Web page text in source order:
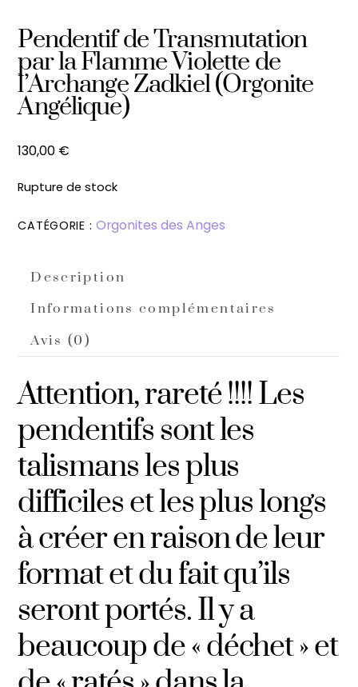
Pendentif de Transmutation
par la Flamme Violette de
l’Archange Zadkiel (Orgonite
Angélique)
130,00 €
Rupture de stock
CATÉGORIE :Orgonites des Anges
Description
Informations complémentaires
Avis (0)
Attention, rareté !!!! Les
pendentifs sont les
talismans les plus
difficiles et les plus longs
à créer en raison de leur
format et du fait qu’ils
seront portés. Il y a
beaucoup de « déchet » et